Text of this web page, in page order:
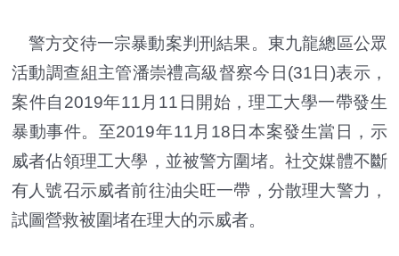
警方交待一宗暴動案判刑結果。東九龍總區公眾
活動調查組主管潘崇禮高級督察今日(31日)表示，
案件自2019年11月11日開始，理工大學一帶發生
暴動事件。至2019年11月18日本案發生當日，示
威者佔領理工大學，並被警方圍堵。社交媒體不斷
有人號召示威者前往油尖旺一帶，分散理大警力，
試圖營救被圍堵在理大的示威者。